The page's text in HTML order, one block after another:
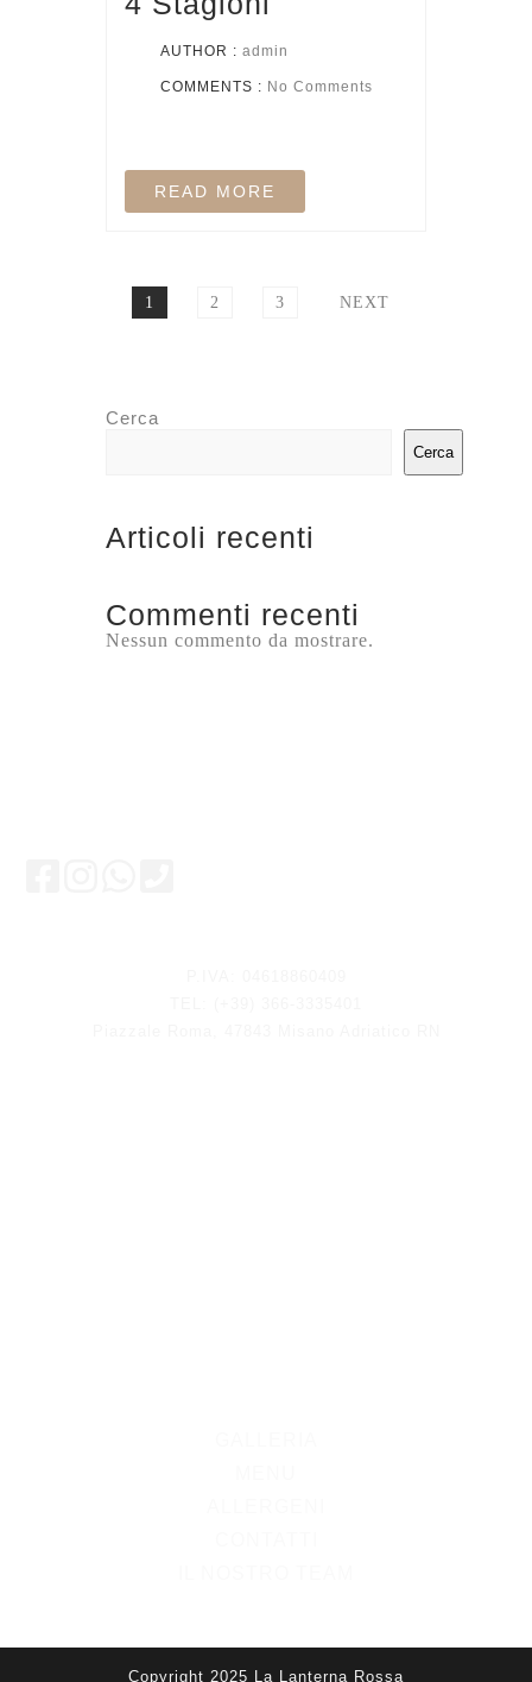
AUTHOR : admin
COMMENTS : No Comments
READ MORE
1 2 3 NEXT
Cerca
Cerca
Articoli recenti
Commenti recenti
Nessun commento da mostrare.
Copyright 2025 La Lanterna Rossa